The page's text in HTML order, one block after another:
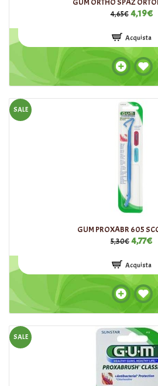
GUM ORTHO SPAZ
4,65€ 4,19€
Acquista
SALE
GUM PROXABR 605
5,30€ 4,77€
Acquista
SALE